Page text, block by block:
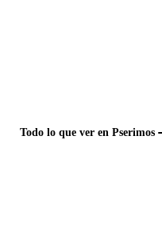
Todo lo que ver en Pserimos